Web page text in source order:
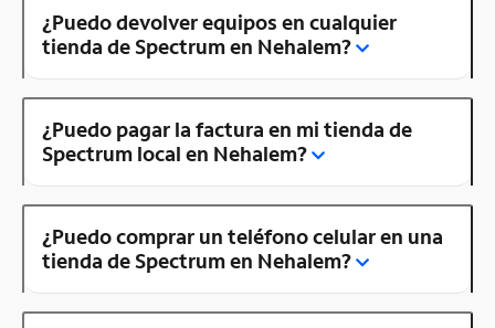
¿Puedo devolver equipos en cualquier
tienda de Spectrum en Nehalem?
¿Puedo pagar la factura en mi tienda de
Spectrum local en Nehalem?
¿Puedo comprar un teléfono celular en una
tienda de Spectrum en Nehalem?